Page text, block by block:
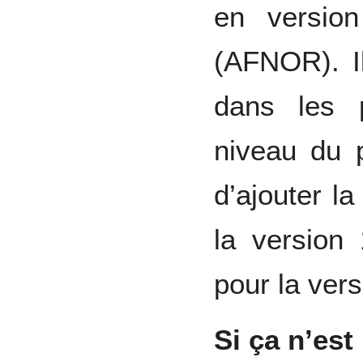
en
(AFNOR).
dans les
niveau du
d’ajouter
la version
pour la
Si ça